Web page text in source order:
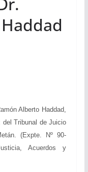
Alberto Haddad,
del Tribunal de Juicio
(Expte. Nº 90-
Acuerdos y